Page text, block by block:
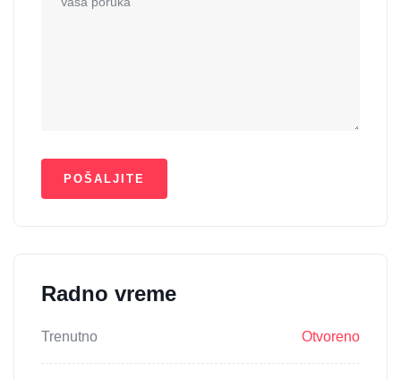
Radno vreme
Trenutno Otvoreno